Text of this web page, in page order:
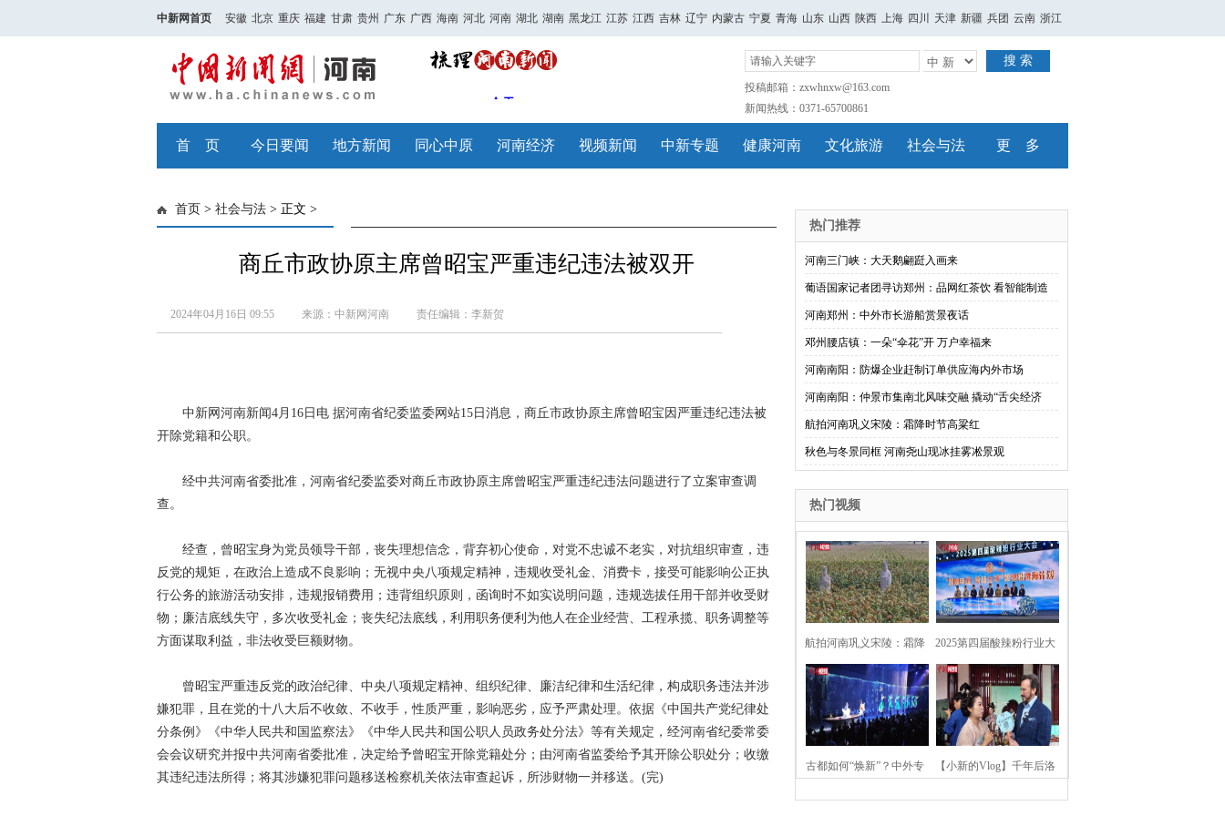
中新网首页 安徽 北京 重庆 福建 甘肃 贵州 广东 广西 海南 河北 河南 湖北 湖南 黑龙江 江苏 江西 吉林 辽宁 内蒙古 宁夏 青海 山东 山西 陕西 上海 四川 天津 新疆 兵团 云南 浙江
搜 索
投稿邮箱：zxwhnxw@163.com
新闻热线：0371-65700861
首 页 今日要闻 地方新闻 同心中原 河南经济 视频新闻 中新专题 健康河南 文化旅游 社会与法 更 多
首页 > 社会与法 > 正文 >
商丘市政协原主席曾昭宝严重违纪违法被双开
2024年04月16日 09:55 来源：中新网河南 责任编辑：李新贺
中新网河南新闻4月16日电 据河南省纪委监委网站15日消息，商丘市政协原主席曾昭宝因严重违纪违法被
开除党籍和公职。
经中共河南省委批准，河南省纪委监委对商丘市政协原主席曾昭宝严重违纪违法问题进行了立案审查调
查。
经查，曾昭宝身为党员领导干部，丧失理想信念，背弃初心使命，对党不忠诚不老实，对抗组织审查，违
反党的规矩，在政治上造成不良影响；无视中央八项规定精神，违规收受礼金、消费卡，接受可能影响公正执
行公务的旅游活动安排，违规报销费用；违背组织原则，函询时不如实说明问题，违规选拔任用干部并收受财
物；廉洁底线失守，多次收受礼金；丧失纪法底线，利用职务便利为他人在企业经营、工程承揽、职务调整等
方面谋取利益，非法收受巨额财物。
曾昭宝严重违反党的政治纪律、中央八项规定精神、组织纪律、廉洁纪律和生活纪律，构成职务违法并涉
嫌犯罪，且在党的十八大后不收敛、不收手，性质严重，影响恶劣，应予严肃处理。依据《中国共产党纪律处
分条例》《中华人民共和国监察法》《中华人民共和国公职人员政务处分法》等有关规定，经河南省纪委常委
会会议研究并报中共河南省委批准，决定给予曾昭宝开除党籍处分；由河南省监委给予其开除公职处分；收缴
其违纪违法所得；将其涉嫌犯罪问题移送检察机关依法审查起诉，所涉财物一并移送。(完)
热门推荐
河南三门峡：大天鹅翩跹入画来
葡语国家记者团寻访郑州：品网红茶饮 看智能制造
河南郑州：中外市长游船赏景夜话
邓州腰店镇：一朵“伞花”开 万户幸福来
河南南阳：防爆企业赶制订单供应海内外市场
河南南阳：仲景市集南北风味交融 撬动“舌尖经济
航拍河南巩义宋陵：霜降时节高粱红
秋色与冬景同框 河南尧山现冰挂雾凇景观
热门视频
航拍河南巩义宋陵：霜降
时节高粱红
2025第四届酸辣粉行业大
会在河南开封举行
古都如何“焕新”？中外专 【小新的Vlog】千年后洛